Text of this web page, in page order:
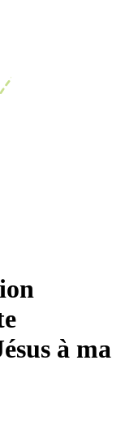
à ma